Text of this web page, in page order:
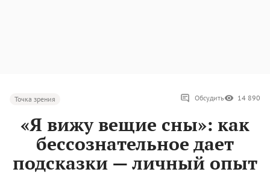
Точка зрения Обсудить 14 890
«Я вижу вещие сны»: как
бессознательное дает
подсказки — личный опыт